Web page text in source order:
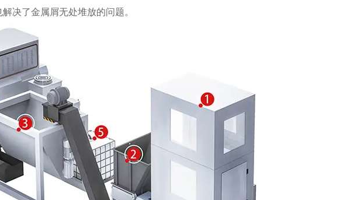
决了金属屑无处堆放的问题。